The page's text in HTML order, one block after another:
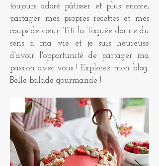
toujours adoré pâtisser et plus encore,
partager mes propres recettes et mes
coups de cœur. Titi la Toquée donne du
sens à ma vie et je suis heureuse
d'avoir l'opportunité de partager ma
passion avec vous ! Explorez mon blog.
Belle balade gourmande !